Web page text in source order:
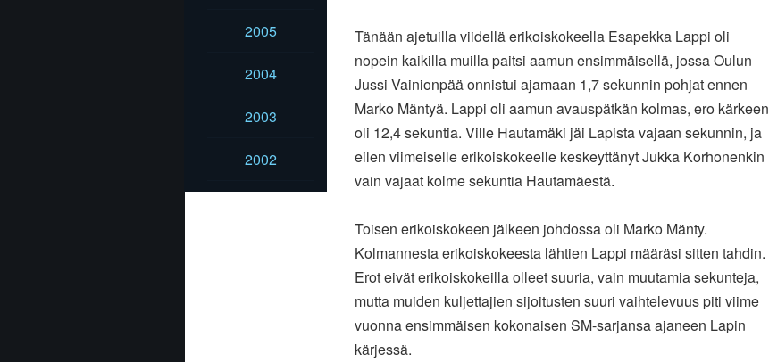
2005
2004
2003
2002
Tänään ajetuilla viidellä erikoiskokeella Esapekka Lappi oli
nopein kaikilla muilla paitsi aamun ensimmäisellä, jossa Oulun
Jussi Vainionpää onnistui ajamaan 1,7 sekunnin pohjat ennen
Marko Mäntyä. Lappi oli aamun avauspätkän kolmas, ero kärkeen
oli 12,4 sekuntia. Ville Hautamäki jäi Lapista vajaan sekunnin, ja
eilen viimeiselle erikoiskokeelle keskeyttänyt Jukka Korhonenkin
vain vajaat kolme sekuntia Hautamäestä.
Toisen erikoiskokeen jälkeen johdossa oli Marko Mänty.
Kolmannesta erikoiskokeesta lähtien Lappi määräsi sitten tahdin.
Erot eivät erikoiskokeilla olleet suuria, vain muutamia sekunteja,
mutta muiden kuljettajien sijoitusten suuri vaihtelevuus piti viime
vuonna ensimmäisen kokonaisen SM-sarjansa ajaneen Lapin
kärjessä.